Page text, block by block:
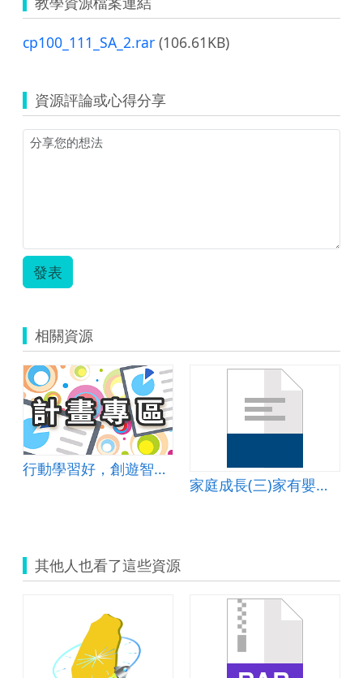
cp100_111_SA_2.rar (106.61KB)
資源評論或心得分享
發表
相關資源
行動學習好，創遊智慧高
家庭成長(三)家有嬰幼兒與學齡前兒童篇教案
其他人也看了這些資源